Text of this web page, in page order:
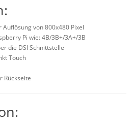
von 800x480 Pixel
Pi wie: 4B/3B+/3A+/3B
die DSI Schnittstelle
Touch
Rückseite